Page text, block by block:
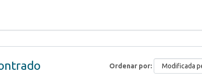
Ordenar por